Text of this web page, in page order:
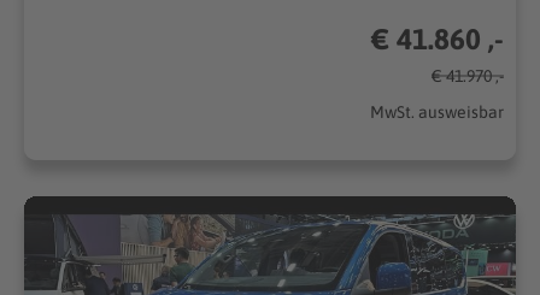
€ 41.860 ,-
€ 41.970 ,-
MwSt. ausweisbar